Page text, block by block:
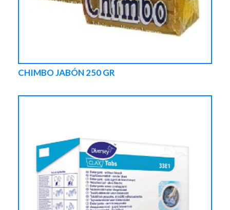
CHIMBO JABÓN 250 GR